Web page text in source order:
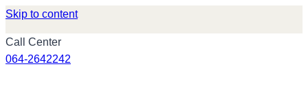
Skip to content
Call Center
064-2642242